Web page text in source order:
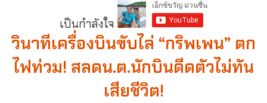
เป็นกำลังใจ
วินาทีเครื่องบินขับไล่ “กริพเพน” ตก
ไฟท่วม! สลดน.ต.นักบินดีดตัวไม่ทัน
เสียชีวิต!